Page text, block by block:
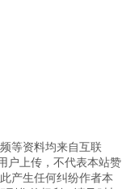
等资料均来自互联
户上传，不代表本站赞
产生任何纠纷作者本